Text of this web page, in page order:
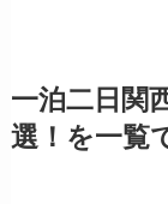
一泊二日関
選！ を一覧